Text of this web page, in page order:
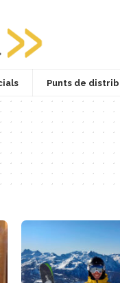
Punts de